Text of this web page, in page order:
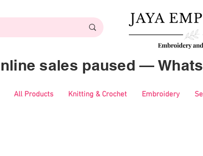
sales paused —
All Products Knitting & Crochet Embroidery